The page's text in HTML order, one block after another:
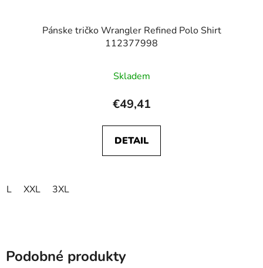
Pánske tričko Wrangler Refined Polo Shirt
112377998
Skladem
€49,41
DETAIL
L XXL 3XL
Podobné produkty